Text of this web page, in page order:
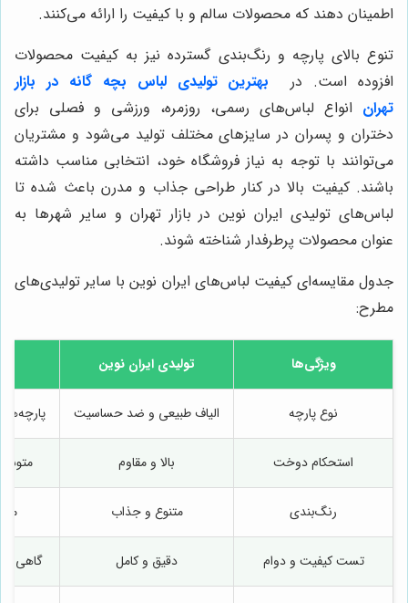
اطمینان دهند که محصولات سالم و با کیفیت را ارائه می‌کنند.
تنوع بالای پارچه و رنگ‌بندی گسترده نیز به کیفیت محصولات
افزوده است. در
بهترین تولیدی لباس بچه گانه در بازار
تهران انواع لباس‌های رسمی، روزمره، ورزشی و فصلی برای
دختران و پسران در سایزهای مختلف تولید می‌شود و مشتریان
می‌توانند با توجه به نیاز فروشگاه خود، انتخابی مناسب داشته
باشند. کیفیت بالا در کنار طراحی جذاب و مدرن باعث شده تا
لباس‌های تولیدی ایران نوین در بازار تهران و سایر شهرها به
عنوان محصولات پرطرفدار شناخته شوند.
جدول مقایسه‌ای کیفیت لباس‌های ایران نوین با سایر تولیدی‌های
مطرح:
ویژگی‌ها تولیدی ایران نوین
نوع پارچه الیاف طبیعی و ضد حساسیت
استحکام دوخت بالا و مقاوم
رنگ‌بندی متنوع و جذاب
تست کیفیت و دوام دقیق و کامل گاهی